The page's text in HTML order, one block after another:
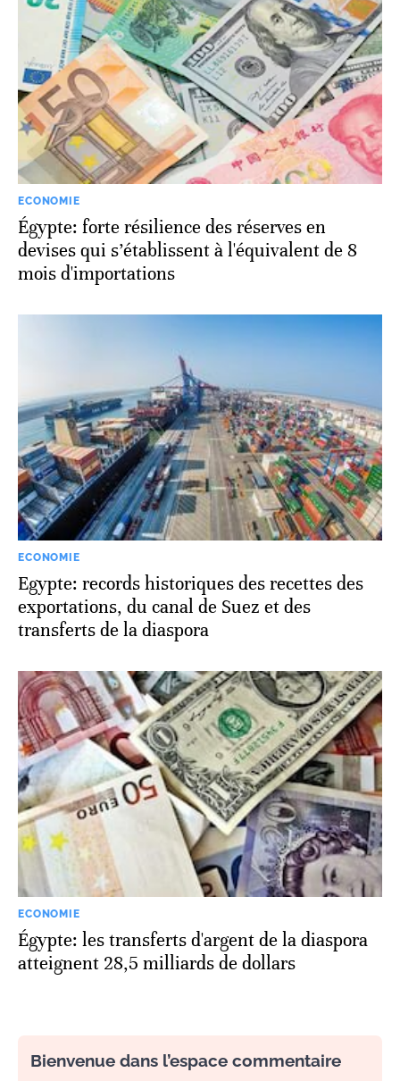
ECONOMIE
Égypte: forte résilience des réserves en
devises qui s’établissent à l'équivalent de 8
mois d'importations
ECONOMIE
Egypte: records historiques des recettes des
exportations, du canal de Suez et des
transferts de la diaspora
ECONOMIE
Égypte: les transferts d'argent de la diaspora
atteignent 28,5 milliards de dollars
Bienvenue dans l’espace commentaire